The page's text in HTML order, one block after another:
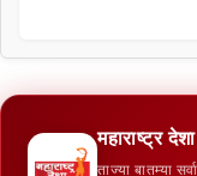
महाराष्ट्र
ताज्या बातम्या